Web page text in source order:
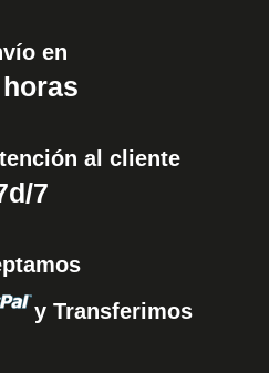
en
al cliente
7
y Transferimos